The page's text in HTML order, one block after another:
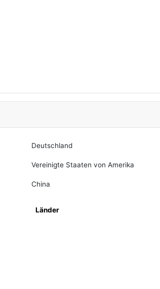
Deutschland
Vereinigte Staaten von Amerika
China
Länder